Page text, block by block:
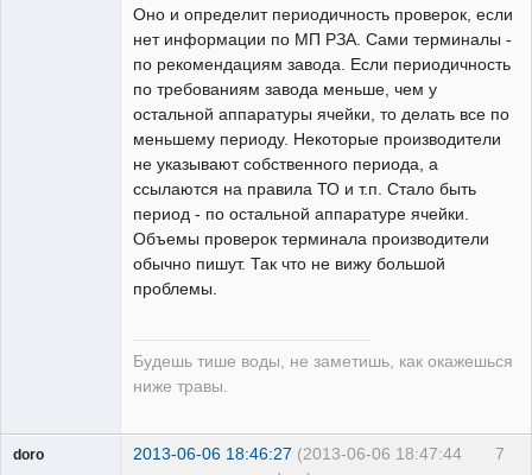
Оно и определит периодичность проверок, если
нет информации по МП РЗА. Сами терминалы -
по рекомендациям завода. Если периодичность
по требованиям завода меньше, чем у
остальной аппаратуры ячейки, то делать все по
меньшему периоду. Некоторые производители
не указывают собственного периода, а
ссылаются на правила ТО и т.п. Стало быть
период - по остальной аппаратуре ячейки.
Объемы проверок терминала производители
обычно пишут. Так что не вижу большой
проблемы.
Будешь тише воды, не заметишь, как окажешься
ниже травы.
7
doro 2013-06-06 18:46:27 (2013-06-06 18:47:44